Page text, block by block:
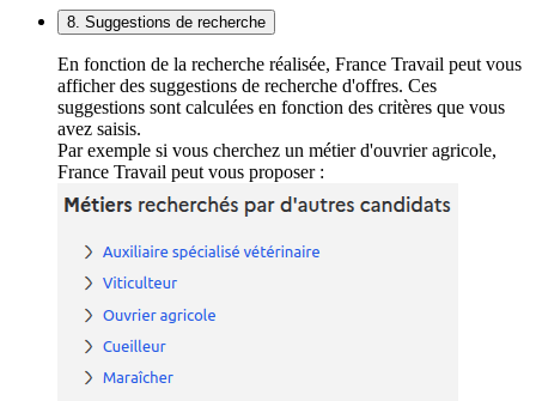
8. Suggestions de recherche
En fonction de la recherche réalisée, France Travail peut vous
afficher des suggestions de recherche d'offres. Ces
suggestions sont calculées en fonction des critères que vous
avez saisis.
Par exemple si vous cherchez un métier d'ouvrier agricole,
France Travail peut vous proposer :